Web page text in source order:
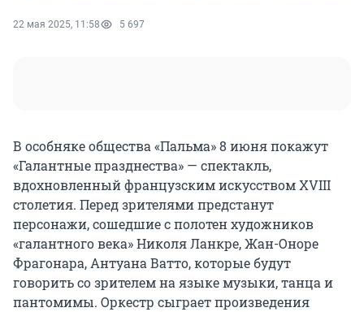
22 мая 2025, 11:58 5 697
В особняке общества «Пальма» 8 июня покажут
«Галантные празднества» — спектакль,
вдохновленный французским искусством XVIII
столетия. Перед зрителями предстанут
персонажи, сошедшие с полотен художников
«галантного века» Николя Ланкре, Жан-Оноре
Фрагонара, Антуана Ватто, которые будут
говорить со зрителем на языке музыки, танца и
пантомимы. Оркестр сыграет произведения